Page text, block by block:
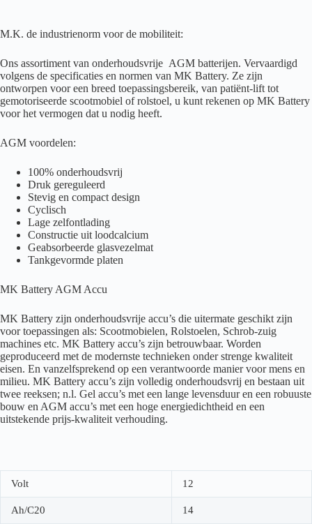
M.K. de industrienorm voor de mobiliteit:
Ons assortiment van onderhoudsvrije AGM batterijen. Vervaardigd
volgens de specificaties en normen van MK Battery. Ze zijn
ontworpen voor een breed toepassingsbereik, van patiënt-lift tot
gemotoriseerde scootmobiel of rolstoel, u kunt rekenen op MK Battery
voor het vermogen dat u nodig heeft.
AGM voordelen:
100% onderhoudsvrij
Druk gereguleerd
Stevig en compact design
Cyclisch
Lage zelfontlading
Constructie uit loodcalcium
Geabsorbeerde glasvezelmat
Tankgevormde platen
MK Battery AGM Accu
MK Battery zijn onderhoudsvrije accu’s die uitermate geschikt zijn
voor toepassingen als: Scootmobielen, Rolstoelen, Schrob-zuig
machines etc. MK Battery accu’s zijn betrouwbaar. Worden
geproduceerd met de modernste technieken onder strenge kwaliteit
eisen. En vanzelfsprekend op een verantwoorde manier voor mens en
milieu. MK Battery accu’s zijn volledig onderhoudsvrij en bestaan uit
twee reeksen; n.l. Gel accu’s met een lange levensduur en een robuuste
bouw en AGM accu’s met een hoge energiedichtheid en een
uitstekende prijs-kwaliteit verhouding.
Volt 12
Ah/C20 14